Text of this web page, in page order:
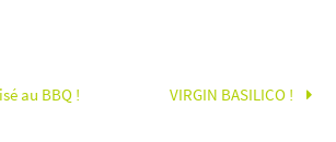
au BBQ ! VIRGIN BASILICO !